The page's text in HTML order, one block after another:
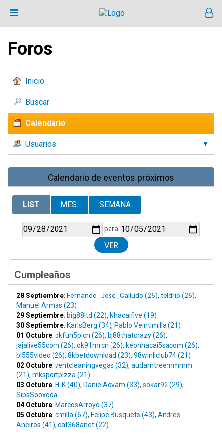
Foros
Inicio
Buscar
Calendario
Usuarios
Calendario de eventos próximos
LIST MES: SEMANA
para
Cumpleaños
28 Septiembre: Fernando_Jose_Galludo (26), teldrip (26),
Manuel Armas (23)
29 Septiembre: big88ltd (22), Nhacaifive (19)
30 Septiembre: KarlsBerg (34), Pablo Veintimilla (21)
01 Octubre: okfun5picn (26), bj88thatcrazy (26),
jajalive55com (26), ok91mrcn (26), keonhacai5sacom (26),
bl555video (26), 8kbetdownload (23), 98winliclub74 (21)
02 Octubre: ventcleaningvegas (32), audamtreemmmm
(21), mksportpizza (21)
03 Octubre: H-K (40), DanielAdvam (33), sokar92 (29),
SipsSooxoda
04 Octubre: MarcosArroyo (37)
05 Octubre: cmilla (67), Felipe Busquets (43), Andres
Aneiros (41), cat368anet (22)